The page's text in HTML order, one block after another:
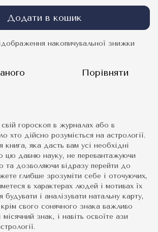
Додати в кошик
накопичувальної знижки
Порівняти
гороскоп в журналах або в
хто дійсно розуміється на астрології.
книга, яка дасть вам усі необхідні
цю давню науку, не перевантажуючи
та дозволяючи відразу перейти до
глибше зрозуміти себе і оточуючих,
в характерах людей і мотивах їх
будувати і аналізувати натальну карту,
свого сонячного знака важливо
місячний знак, і навіть освоїте ази